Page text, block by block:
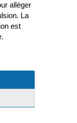
alléger
La
est